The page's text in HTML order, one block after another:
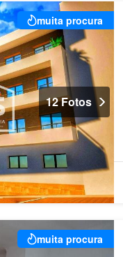
muita procura
12 Fotos
muita procura